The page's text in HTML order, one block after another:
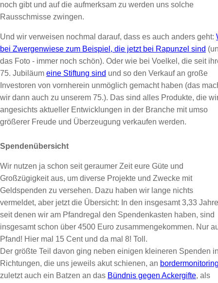
noch gibt und auf die aufmerksam zu werden uns solche
Rausschmisse zwingen.
Und wir verweisen nochmal darauf, dass es auch anders geht:
bei Zwergenwiese zum Beispiel, die jetzt bei Rapunzel sind
das Foto - immer noch schön). Oder wie bei Voelkel, die seit
75. Jubiläum eine Stiftung sind und so den Verkauf an große
Investoren von vornherein unmöglich gemacht haben (das
wir dann auch zu unserem 75.). Das sind alles Produkte, die
angesichts aktueller Entwicklungen in der Branche mit umso
größerer Freude und Überzeugung verkaufen werden.
Spendenübersicht
Wir nutzen ja schon seit geraumer Zeit eure Güte und
Großzügigkeit aus, um diverse Projekte und Zwecke mit
Geldspenden zu versehen. Dazu haben wir lange nichts
vermeldet, aber jetzt die Übersicht: In den insgesamt 3,33
seit denen wir am Pfandregal den Spendenkasten haben, sind
insgesamt schon über 4500 Euro zusammengekommen. Nur
Pfand! Hier mal 15 Cent und da mal 8! Toll.
Der größte Teil davon ging neben einigen kleineren Spenden
Richtungen, die uns jeweils akut schienen, an
zuletzt auch ein Batzen an das Bündnis gegen Ackergifte, als